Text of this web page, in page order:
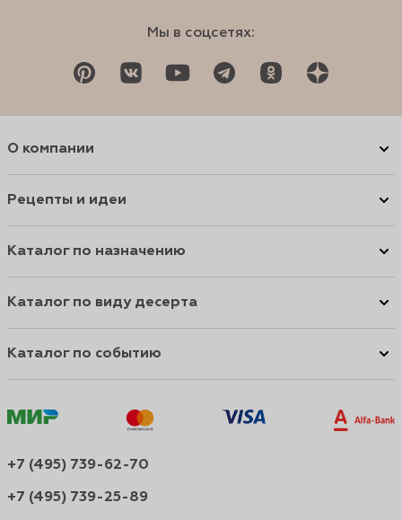
Мы в соцсетях:
О компании
Рецепты и идеи
Каталог по назначению
Каталог по виду десерта
Каталог по событию
+7 (495) 739-62-70
+7 (495) 739-25-89